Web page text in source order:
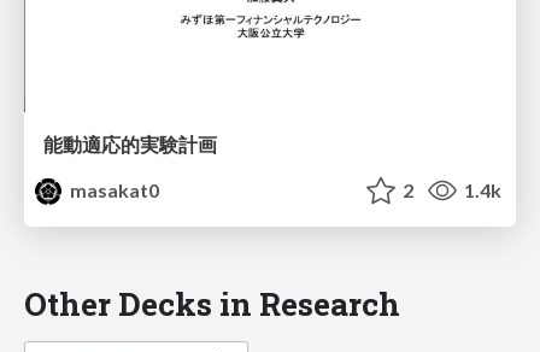
能動適応的実験計画
masakat0
2 1.4k
Other Decks in Research